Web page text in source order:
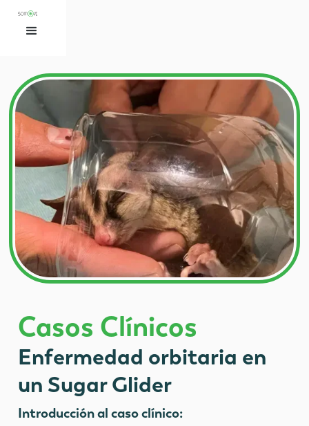
Casos Clínicos
Enfermedad orbitaria en
un Sugar Glider
Introducción al caso clínico: